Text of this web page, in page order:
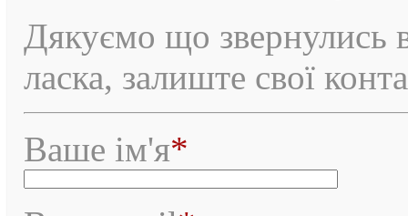
Дякуємо що звернулись
ласка, залиште свої
Ваше ім'я*